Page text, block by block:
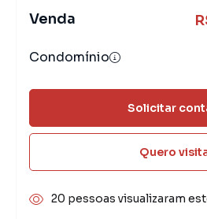
Venda
Condomínio
Solicitar
Quero
20 pessoas visualizaram